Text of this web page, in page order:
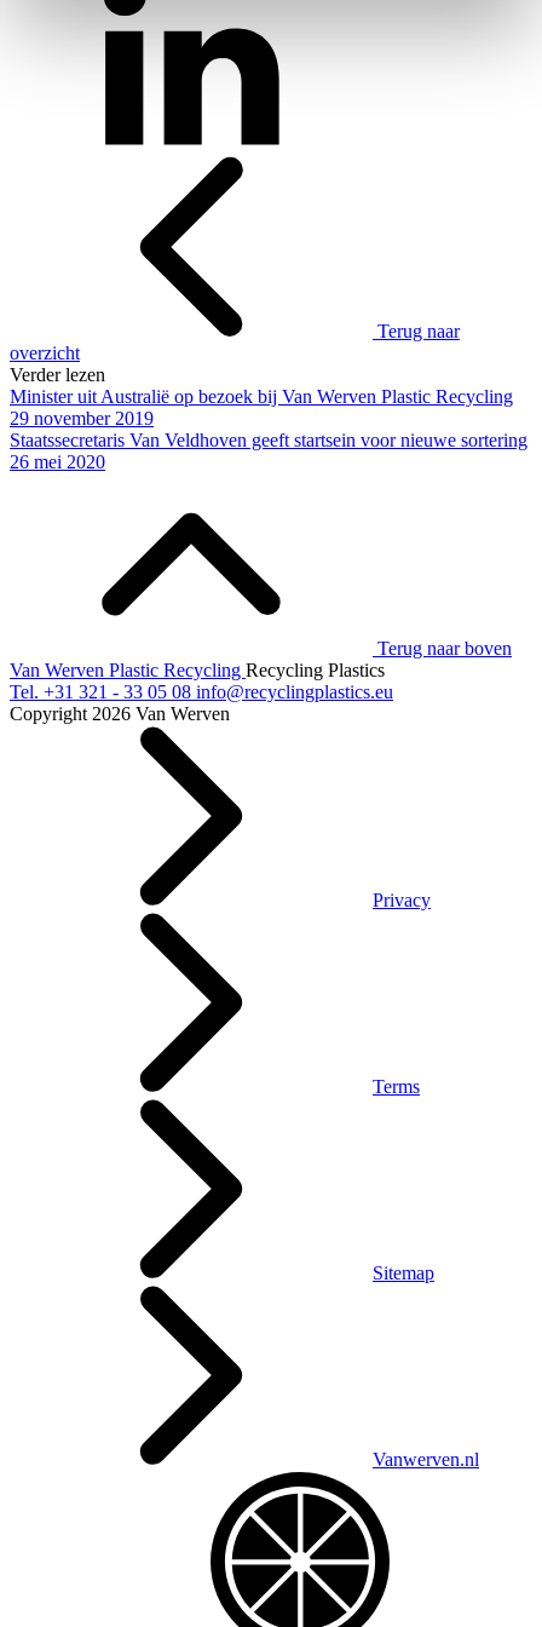
Terug naar
overzicht
Verder lezen
Minister uit Australië op bezoek bij Van Werven Plastic Recycling
29 november 2019
Staatssecretaris Van Veldhoven geeft startsein voor nieuwe sortering
26 mei 2020
Terug naar boven
Van Werven Plastic Recycling Recycling Plastics
Tel. +31 321 - 33 05 08 info@recyclingplastics.eu
Copyright 2026 Van Werven
Privacy
Terms
Sitemap
Vanwerven.nl